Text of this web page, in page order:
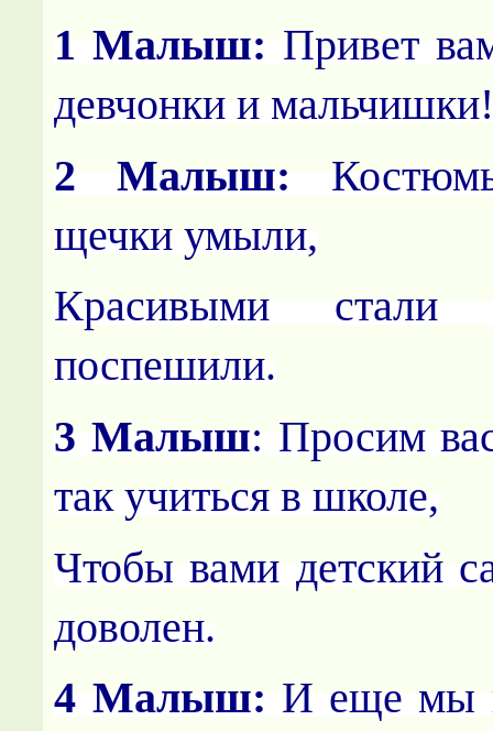
1 Малыш: Привет
девчонки и
2 Малыш:
щечки умыли,
Красивыми
поспешили.
3 Малыш: Просим
так учиться в школе,
Чтобы вами детский
доволен.
4 Малыш: И еще мы